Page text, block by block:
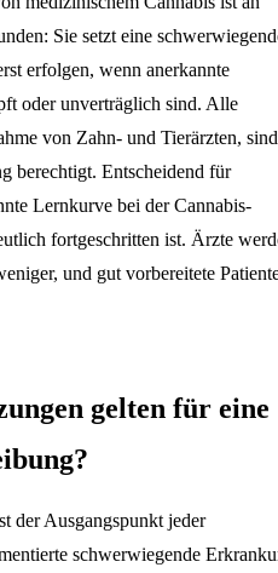
Sie setzt eine
erfolgen, wenn anerkannte
oder unverträglich sind. Alle
von Zahn- und Tierärzten, sind
berechtigt. Entscheidend für
Lernkurve bei der Cannabis-
fortgeschritten ist. Ärzte
und gut vorbereitete
gelten für eine
der Ausgangspunkt jeder
schwerwiegende